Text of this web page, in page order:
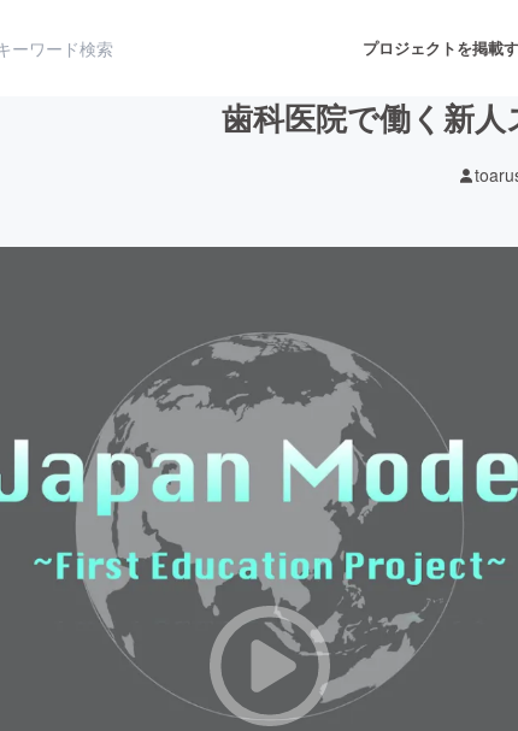
プロジェクトを掲載
テクノロジー・ガジェット ゲーム・サービス開発
書籍・雑誌出版
ビジネス・起業 チャレンジ
まちづくり・地域活性化
CAMPFIRE for
CAMPFIREふる
歯科医院で働く新